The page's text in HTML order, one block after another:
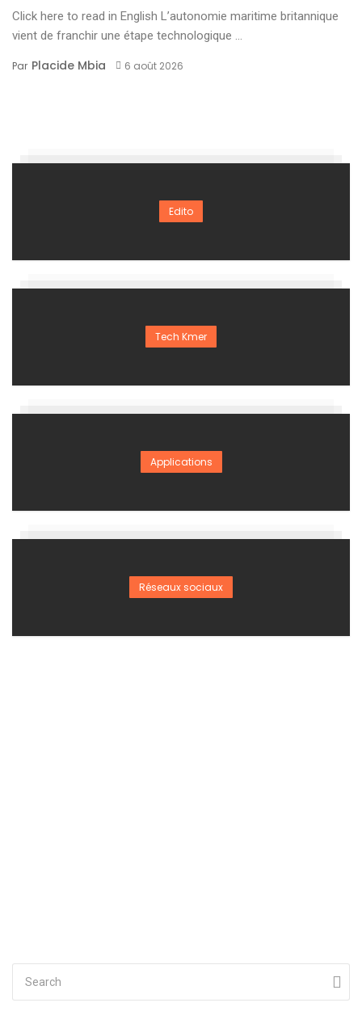
Click here to read in English L’autonomie maritime britannique
vient de franchir une étape technologique ...
Par Placide Mbia 6 août 2026
Edito
Tech Kmer
Applications
Réseaux sociaux